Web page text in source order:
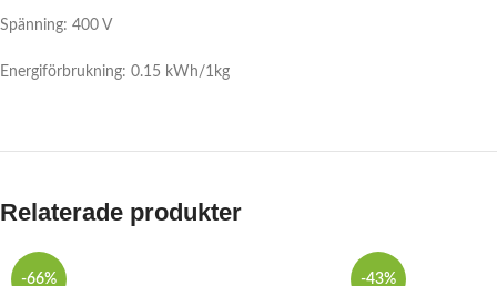
Spänning: 400 V
Energiförbrukning: 0.15 kWh/1kg
Relaterade produkter
-66% -43%